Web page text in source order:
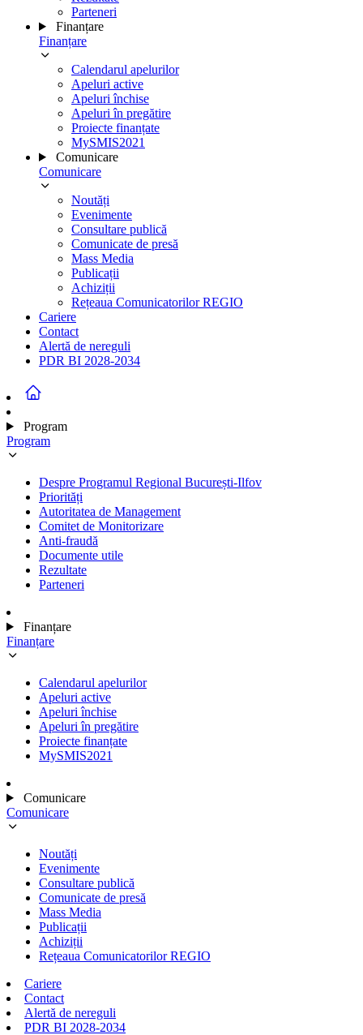
Parteneri
Finanțare
Finanțare
Calendarul apelurilor
Apeluri active
Apeluri închise
Apeluri în pregătire
Proiecte finanțate
MySMIS2021
Comunicare
Comunicare
Noutăți
Evenimente
Consultare publică
Comunicate de presă
Mass Media
Publicații
Achiziții
Rețeaua Comunicatorilor REGIO
Cariere
Contact
Alertă de nereguli
PDR BI 2028-2034
Program
Program
Despre Programul Regional București-Ilfov
Priorități
Autoritatea de Management
Comitet de Monitorizare
Anti-fraudă
Documente utile
Rezultate
Parteneri
Finanțare
Finanțare
Calendarul apelurilor
Apeluri active
Apeluri închise
Apeluri în pregătire
Proiecte finanțate
MySMIS2021
Comunicare
Comunicare
Noutăți
Evenimente
Consultare publică
Comunicate de presă
Mass Media
Publicații
Achiziții
Rețeaua Comunicatorilor REGIO
Cariere
Contact
Alertă de nereguli
PDR BI 2028-2034